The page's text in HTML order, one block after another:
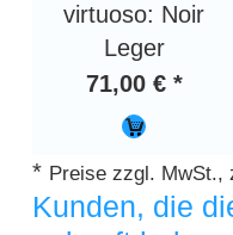
virtuoso: Noir
Leger
71,00 € *
* Preise zzgl.
Kunden, die